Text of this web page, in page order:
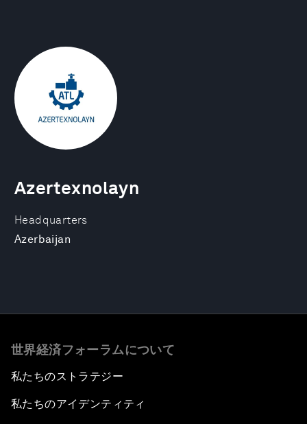
Headquarters
Azerbaijan
Azertexnolayn
世界経済フォーラムについて
私たちのストラテジー
私たちのアイデンティティ